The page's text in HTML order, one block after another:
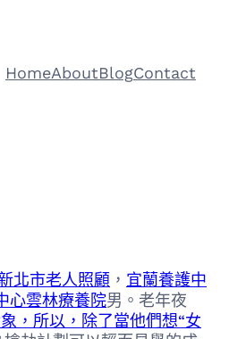
HomeAboutBlogContact
北市老人照顧 ， 宜蘭養護中
心雲林療養院男。老年夜
，所以，除了當他們想“女